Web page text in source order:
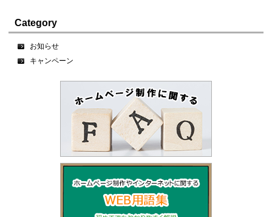
Category
お知らせ
キャンペーン